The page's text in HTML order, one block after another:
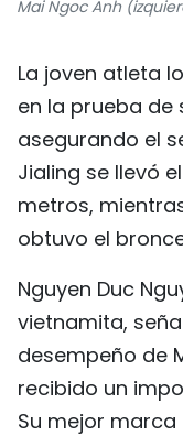
Mai Ngoc Anh
La joven atleta
en la prueba de
asegurando el
Jialing se llevó
metros,
obtuvo el
Nguyen Duc
vietnamita,
desempeño de
recibido un
Su mejor marca